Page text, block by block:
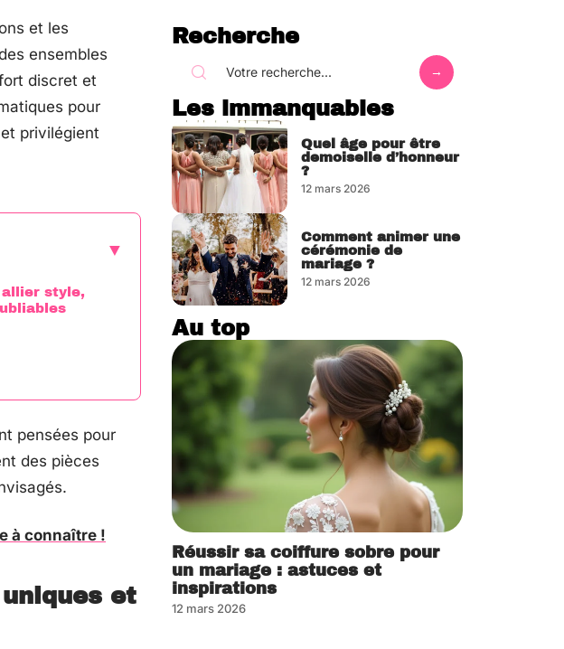
et les
ensembles
discret et
pour
privilégient
style,
pensées pour
des pièces
à connaître !
et
Recherche
Les immanquables
Quel âge pour être
demoiselle d’honneur
?
12 mars 2026
Comment animer une
cérémonie de
mariage ?
12 mars 2026
Au top
Réussir sa coiffure sobre pour
un mariage : astuces et
inspirations
12 mars 2026